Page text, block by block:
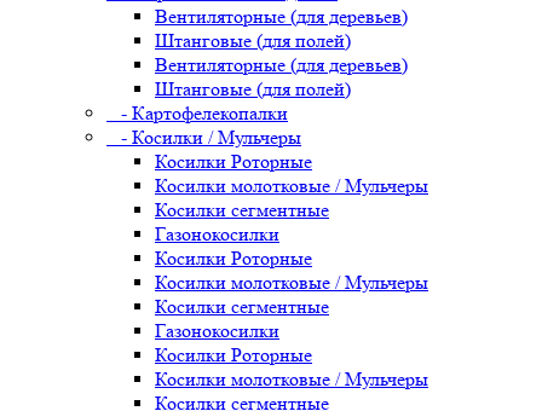
Вентиляторные (для деревьев)
Штанговые (для полей)
Вентиляторные (для деревьев)
Штанговые (для полей)
- Картофелекопалки
- Косилки / Мульчеры
Косилки Роторные
Косилки молотковые / Мульчеры
Косилки сегментные
Газонокосилки
Косилки Роторные
Косилки молотковые / Мульчеры
Косилки сегментные
Газонокосилки
Косилки Роторные
Косилки молотковые / Мульчеры
Косилки сегментные